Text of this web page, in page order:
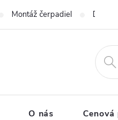
Montáž čerpadiel
O nás Cenová